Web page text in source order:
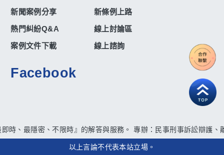
新聞案例分享
新條例上路
熱門糾紛Q&A
線上討論區
案例文件下載
線上諮詢
Facebook
時、最隱密、不限時』的解答與服務。 專辦：民事刑事訴訟辯護
以上言論不代表本站立場。